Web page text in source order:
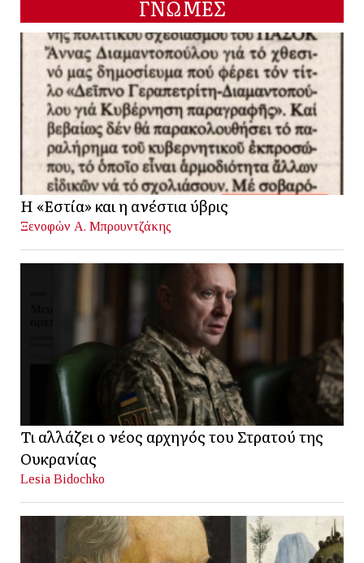
ΓΝΩΜΕΣ
Η «Εστία» και η ανέστια ύβρις
Ξενοφών Α. Μπρουντζάκης
Τι αλλάζει ο νέος αρχηγός του Στρατού της
Ουκρανίας
Lesia Bidochko